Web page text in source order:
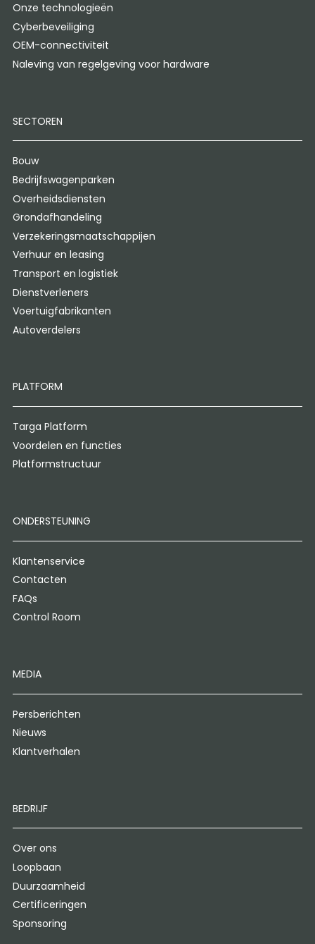
Onze technologieën
Cyberbeveiliging
OEM-connectiviteit
Naleving van regelgeving voor hardware
SECTOREN
Bouw
Bedrijfswagenparken
Overheidsdiensten
Grondafhandeling
Verzekeringsmaatschappijen
Verhuur en leasing
Transport en logistiek
Dienstverleners
Voertuigfabrikanten
Autoverdelers
PLATFORM
Targa Platform
Voordelen en functies
Platformstructuur
ONDERSTEUNING
Klantenservice
Contacten
FAQs
Control Room
MEDIA
Persberichten
Nieuws
Klantverhalen
BEDRIJF
Over ons
Loopbaan
Duurzaamheid
Certificeringen
Sponsoring